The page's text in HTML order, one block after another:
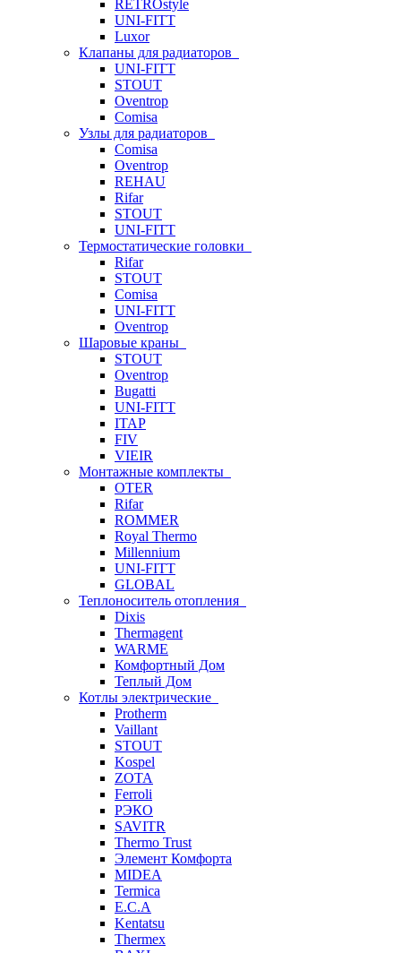
RETROstyle
UNI-FITT
Luxor
Клапаны для радиаторов
UNI-FITT
STOUT
Oventrop
Comisa
Узлы для радиаторов
Comisa
Oventrop
REHAU
Rifar
STOUT
UNI-FITT
Термостатические головки
Rifar
STOUT
Comisa
UNI-FITT
Oventrop
Шаровые краны
STOUT
Oventrop
Bugatti
UNI-FITT
ITAP
FIV
VIEIR
Монтажные комплекты
OTER
Rifar
ROMMER
Royal Thermo
Millennium
UNI-FITT
GLOBAL
Теплоноситель отопления
Dixis
Thermagent
WARME
Комфортный Дом
Теплый Дом
Котлы электрические
Protherm
Vaillant
STOUT
Kospel
ZOTA
Ferroli
РЭКО
SAVITR
Thermo Trust
Элемент Комфорта
MIDEA
Termica
E.C.A
Kentatsu
Thermex